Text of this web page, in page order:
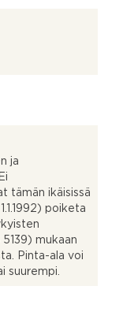
ja
tämän ikäisissä
poiketa
mukaan
Pinta-ala voi
suurempi.